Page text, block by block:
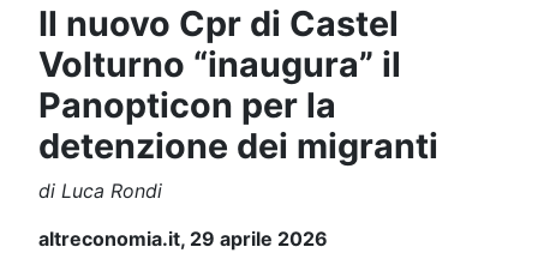
Il nuovo Cpr di Castel
Volturno “inaugura” il
Panopticon per la
detenzione dei migranti
di Luca Rondi
altreconomia.it, 29 aprile 2026